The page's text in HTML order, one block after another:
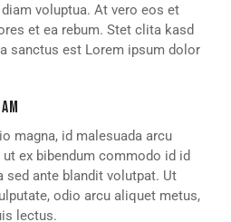
voluptua. At vero eos et
et ea rebum. Stet clita kasd
sanctus est Lorem ipsum dolor
magna, id malesuada arcu
ex bibendum commodo id id
sed ante blandit volutpat. Ut
odio arcu aliquet metus,
lectus.